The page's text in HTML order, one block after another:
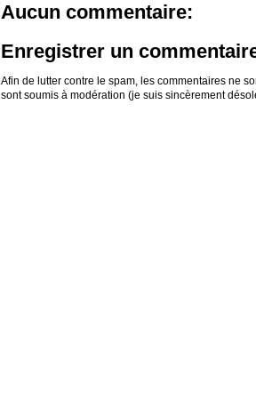
Aucun commentaire:
Enregistrer un
Afin de lutter contre le spam, les commentaires ne
sont soumis à modération (je suis sincèrement